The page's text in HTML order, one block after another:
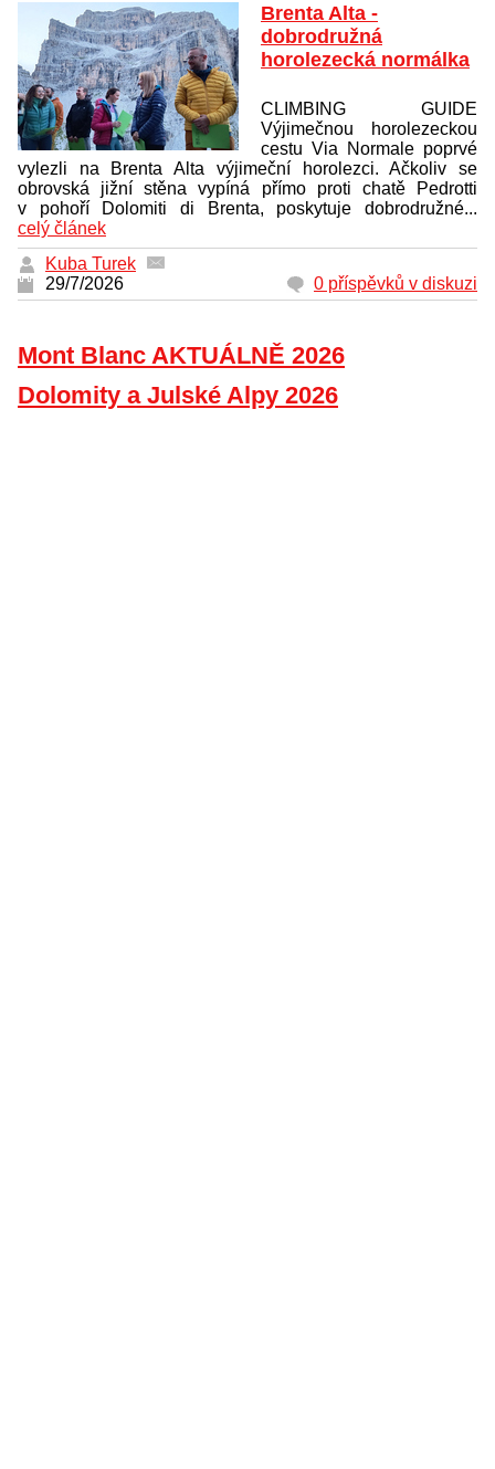
Brenta Alta -
dobrodružná
horolezecká normálka
CLIMBING GUIDE
Výjimečnou horolezeckou
cestu Via Normale poprvé
vylezli na Brenta Alta výjimeční horolezci. Ačkoliv se
obrovská jižní stěna vypíná přímo proti chatě Pedrotti
v pohoří Dolomiti di Brenta, poskytuje dobrodružné...
celý článek
Kuba Turek
29/7/2026
0 příspěvků v diskuzi
Mont Blanc AKTUÁLNĚ 2026
Dolomity a Julské Alpy 2026